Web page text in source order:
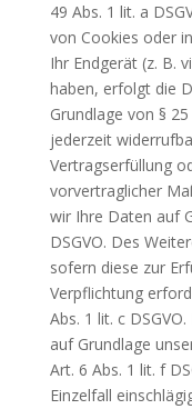
49 Abs. 1 lit. a
von Cookies oder
Ihr Endgerät (z. B.
haben, erfolgt die
Grundlage von §
jederzeit
Vertragserfüllung
vorvertraglicher
wir Ihre Daten auf
DSGVO. Des
sofern diese zur
Verpflichtung
Abs. 1 lit. c
auf Grundlage
Art. 6 Abs. 1 lit. f
Einzelfall